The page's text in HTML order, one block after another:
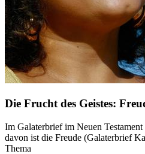
Die Frucht des Geistes:
Im Galaterbrief im Neuen
davon ist die Freude (Galaterbrief
Thema